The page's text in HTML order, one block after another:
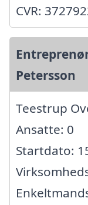
CVR:
Petersson
Teestrup
Ansatte: 0
Startdato: